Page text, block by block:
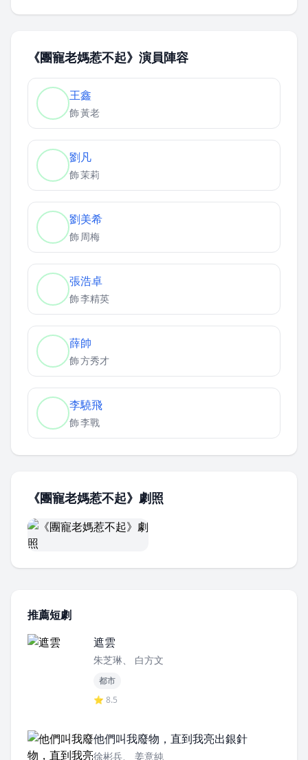
《團寵老媽惹不起》演員陣容
王鑫
飾黃老
劉凡
飾茉莉
劉美希
飾周梅
張浩卓
飾李精英
薛帥
飾方秀才
李驍飛
飾李戰
《團寵老媽惹不起》劇照
推薦短劇
遮雲
朱芝琳、 白方文
都市
⭐ 8.5
他們叫我廢物，直到我亮出銀針
徐彬兵、 姜意純